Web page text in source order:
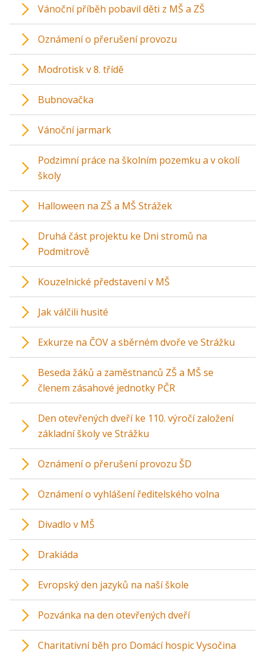
Vánoční příběh pobavil děti z MŠ a ZŠ
Oznámení o přerušení provozu
Modrotisk v 8. třídě
Bubnovačka
Vánoční jarmark
Podzimní práce na školním pozemku a v okolí
školy
Halloween na ZŠ a MŠ Strážek
Druhá část projektu ke Dni stromů na
Podmitrově
Kouzelnické představení v MŠ
Jak válčili husité
Exkurze na ČOV a sběrném dvoře ve Strážku
Beseda žáků a zaměstnanců ZŠ a MŠ se
členem zásahové jednotky PČR
Den otevřených dveří ke 110. výročí založení
základní školy ve Strážku
Oznámení o přerušení provozu ŠD
Oznámení o vyhlášení ředitelského volna
Divadlo v MŠ
Drakiáda
Evropský den jazyků na naší škole
Pozvánka na den otevřených dveří
Charitativní běh pro Domácí hospic Vysočina